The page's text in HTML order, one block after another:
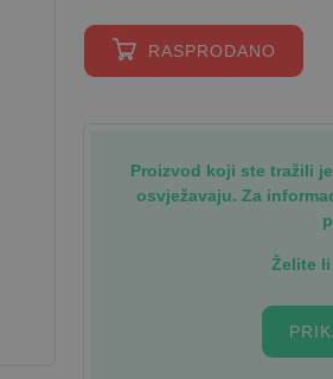
RASPRODANO
Proizvod koji ste tražili
osvježavaju. Za
Želite